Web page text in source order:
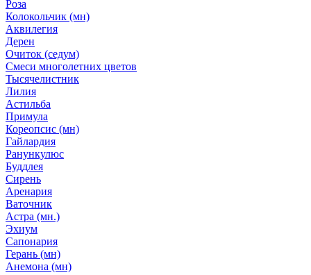
Роза
Колокольчик (мн)
Аквилегия
Дерен
Очиток (седум)
Смеси многолетних цветов
Тысячелистник
Лилия
Астильба
Примула
Кореопсис (мн)
Гайлардия
Ранункулюс
Буддлея
Сирень
Аренария
Ваточник
Астра (мн.)
Эхиум
Сапонария
Герань (мн)
Анемона (мн)